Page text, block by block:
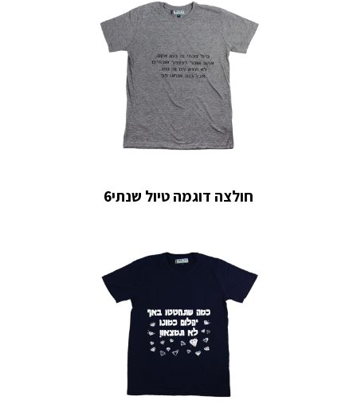
חולצה דוגמה טיול שנתי6